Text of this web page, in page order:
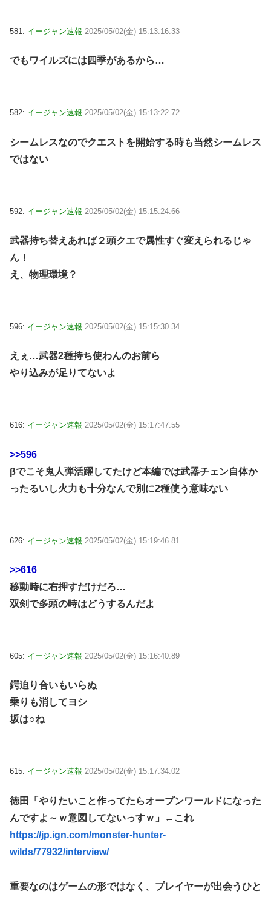
581: イージャン速報 2025/05/02(金) 15:13:16.33
でもワイルズには四季があるから…
582: イージャン速報 2025/05/02(金) 15:13:22.72
シームレスなのでクエストを開始する時も当然シームレス
ではない
592: イージャン速報 2025/05/02(金) 15:15:24.66
武器持ち替えあれば２頭クエで属性すぐ変えられるじゃ
ん！
え、物理環境？
596: イージャン速報 2025/05/02(金) 15:15:30.34
えぇ…武器2種持ち使わんのお前ら
やり込みが足りてないよ
616: イージャン速報 2025/05/02(金) 15:17:47.55
>>596
βでこそ鬼人弾活躍してたけど本編では武器チェン自体か
ったるいし火力も十分なんで別に2種使う意味ない
626: イージャン速報 2025/05/02(金) 15:19:46.81
>>616
移動時に右押すだけだろ…
双剣で多頭の時はどうするんだよ
605: イージャン速報 2025/05/02(金) 15:16:40.89
鍔迫り合いもいらぬ
乗りも消してヨシ
坂は○ね
615: イージャン速報 2025/05/02(金) 15:17:34.02
徳田「やりたいこと作ってたらオープンワールドになった
んですよ～ｗ意図してないっすｗ」←これ
https://jp.ign.com/monster-hunter-
wilds/77932/interview/
重要なのはゲームの形ではなく、プレイヤーが出会うひと